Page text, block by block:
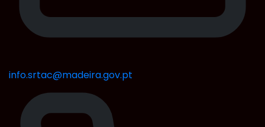
info.srtac@madeira.gov.pt